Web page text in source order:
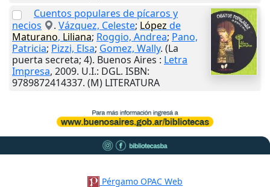
Cuentos populares de pícaros y
necios
. Vázquez, Celeste; López de
Maturano, Liliana; Roggio, Andrea; Pano,
Patricia; Pizzi, Elsa; Gomez, Wally. (La
puerta secreta; 4). Buenos Aires : Letra
Impresa, 2009. U.I.: DGL. ISBN:
9789872414337. (M) LITERATURA
Pérgamo OPAC Web